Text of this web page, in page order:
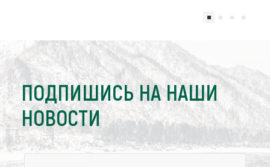
ПОДПИШИСЬ НА НАШИ
НОВОСТИ